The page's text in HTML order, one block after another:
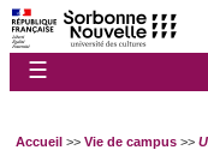
☰
Accueil >> Vie de campus >>